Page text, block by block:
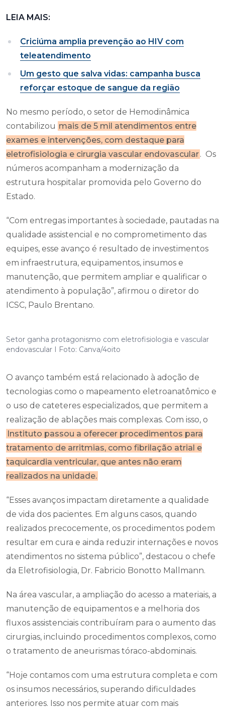
LEIA MAIS:
Criciúma amplia prevenção ao HIV com
teleatendimento
Um gesto que salva vidas: campanha busca
reforçar estoque de sangue da região
No mesmo período, o setor de Hemodinâmica
contabilizou mais de 5 mil atendimentos entre
exames e intervenções, com destaque para
eletrofisiologia e cirurgia vascular endovascular. Os
números acompanham a modernização da
estrutura hospitalar promovida pelo Governo do
Estado.
“Com entregas importantes à sociedade, pautadas na
qualidade assistencial e no comprometimento das
equipes, esse avanço é resultado de investimentos
em infraestrutura, equipamentos, insumos e
manutenção, que permitem ampliar e qualificar o
atendimento à população”, afirmou o diretor do
ICSC, Paulo Brentano.
Setor ganha protagonismo com eletrofisiologia e vascular
endovascular I Foto: Canva/4oito
O avanço também está relacionado à adoção de
tecnologias como o mapeamento eletroanatômico e
o uso de cateteres especializados, que permitem a
realização de ablações mais complexas. Com isso, o
Instituto passou a oferecer procedimentos para
tratamento de arritmias, como fibrilação atrial e
taquicardia ventricular, que antes não eram
realizados na unidade.
“Esses avanços impactam diretamente a qualidade
de vida dos pacientes. Em alguns casos, quando
realizados precocemente, os procedimentos podem
resultar em cura e ainda reduzir internações e novos
atendimentos no sistema público”, destacou o chefe
da Eletrofisiologia, Dr. Fabricio Bonotto Mallmann.
Na área vascular, a ampliação do acesso a materiais, a
manutenção de equipamentos e a melhoria dos
fluxos assistenciais contribuíram para o aumento das
cirurgias, incluindo procedimentos complexos, como
o tratamento de aneurismas tóraco-abdominais.
“Hoje contamos com uma estrutura completa e com
os insumos necessários, superando dificuldades
anteriores. Isso nos permite atuar com mais